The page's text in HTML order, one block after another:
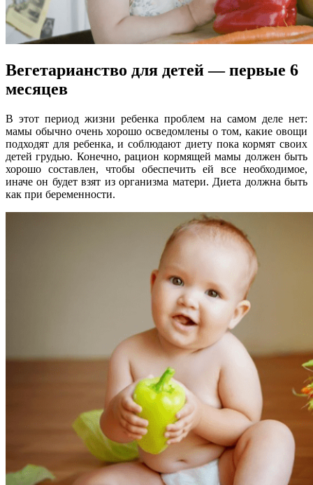
Вегетарианство для детей — первые 6
месяцев
В этот период жизни ребенка проблем на самом деле нет:
мамы обычно очень хорошо осведомлены о том, какие овощи
подходят для ребенка, и соблюдают диету пока кормят своих
детей грудью. Конечно, рацион кормящей мамы должен быть
хорошо составлен, чтобы обеспечить ей все необходимое,
иначе он будет взят из организма матери. Диета должна быть
как при беременности.